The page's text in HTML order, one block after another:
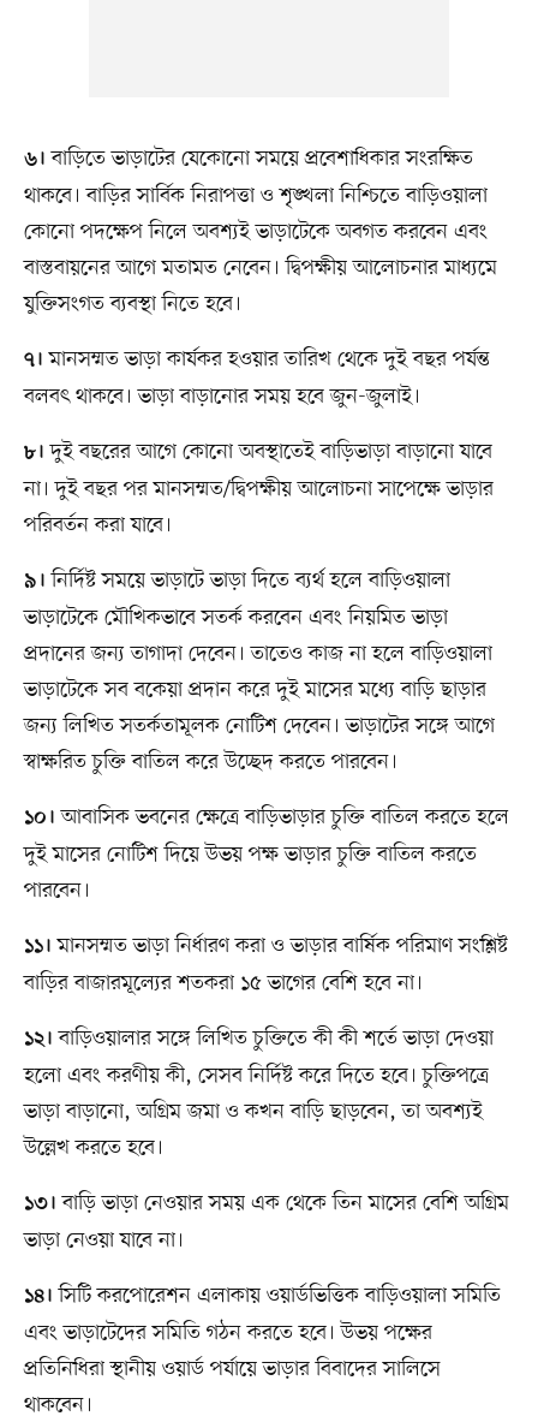
৬। বাড়িতে ভাড়াটের যেকোনো সময়ে প্রবেশাধিকার সংরক্ষিত
থাকবে। বাড়ির সার্বিক নিরাপত্তা ও শৃঙ্খলা নিশ্চিতে বাড়িওয়ালা
কোনো পদক্ষেপ নিলে অবশ্যই ভাড়াটেকে অবগত করবেন এবং
বাস্তবায়নের আগে মতামত নেবেন। দ্বিপক্ষীয় আলোচনার মাধ্যমে
যুক্তিসংগত ব্যবস্থা নিতে হবে।
৭। মানসম্মত ভাড়া কার্যকর হওয়ার তারিখ থেকে দুই বছর পর্যন্ত
বলবৎ থাকবে। ভাড়া বাড়ানোর সময় হবে জুন-জুলাই।
৮। দুই বছরের আগে কোনো অবস্থাতেই বাড়িভাড়া বাড়ানো যাবে
না। দুই বছর পর মানসম্মত/দ্বিপক্ষীয় আলোচনা সাপেক্ষে ভাড়ার
পরিবর্তন করা যাবে।
৯। নির্দিষ্ট সময়ে ভাড়াটে ভাড়া দিতে ব্যর্থ হলে বাড়িওয়ালা
ভাড়াটেকে মৌখিকভাবে সতর্ক করবেন এবং নিয়মিত ভাড়া
প্রদানের জন্য তাগাদা দেবেন। তাতেও কাজ না হলে বাড়িওয়ালা
ভাড়াটেকে সব বকেয়া প্রদান করে দুই মাসের মধ্যে বাড়ি ছাড়ার
জন্য লিখিত সতর্কতামূলক নোটিশ দেবেন। ভাড়াটের সঙ্গে আগে
স্বাক্ষরিত চুক্তি বাতিল করে উচ্ছেদ করতে পারবেন।
১০। আবাসিক ভবনের ক্ষেত্রে বাড়িভাড়ার চুক্তি বাতিল করতে হলে
দুই মাসের নোটিশ দিয়ে উভয় পক্ষ ভাড়ার চুক্তি বাতিল করতে
পারবেন।
১১। মানসম্মত ভাড়া নির্ধারণ করা ও ভাড়ার বার্ষিক পরিমাণ সংশ্লিষ্ট
বাড়ির বাজারমূল্যের শতকরা ১৫ ভাগের বেশি হবে না।
১২। বাড়িওয়ালার সঙ্গে লিখিত চুক্তিতে কী কী শর্তে ভাড়া দেওয়া
হলো এবং করণীয় কী, সেসব নির্দিষ্ট করে দিতে হবে। চুক্তিপত্রে
ভাড়া বাড়ানো, অগ্রিম জমা ও কখন বাড়ি ছাড়বেন, তা অবশ্যই
উল্লেখ করতে হবে।
১৩। বাড়ি ভাড়া নেওয়ার সময় এক থেকে তিন মাসের বেশি অগ্রিম
ভাড়া নেওয়া যাবে না।
১৪। সিটি করপোরেশন এলাকায় ওয়ার্ডভিত্তিক বাড়িওয়ালা সমিতি
এবং ভাড়াটেদের সমিতি গঠন করতে হবে। উভয় পক্ষের
প্রতিনিধিরা স্থানীয় ওয়ার্ড পর্যায়ে ভাড়ার বিবাদের সালিসে
থাকবেন।